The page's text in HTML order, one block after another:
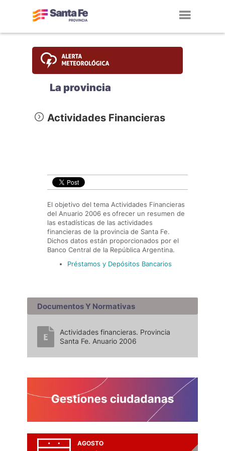
La provincia
Actividades Financieras
El objetivo del tema Actividades Financieras
del Anuario 2006 es ofrecer un resumen de
las estadísticas de las actividades
financieras de la provincia de Santa Fe.
Dichos datos están proporcionados por el
Banco Central de la República Argentina.
Préstamos y Depósitos Bancarios
Documentos Y Normativas
Actividades financieras. Provincia
Santa Fe. Anuario 2006
AGOSTO